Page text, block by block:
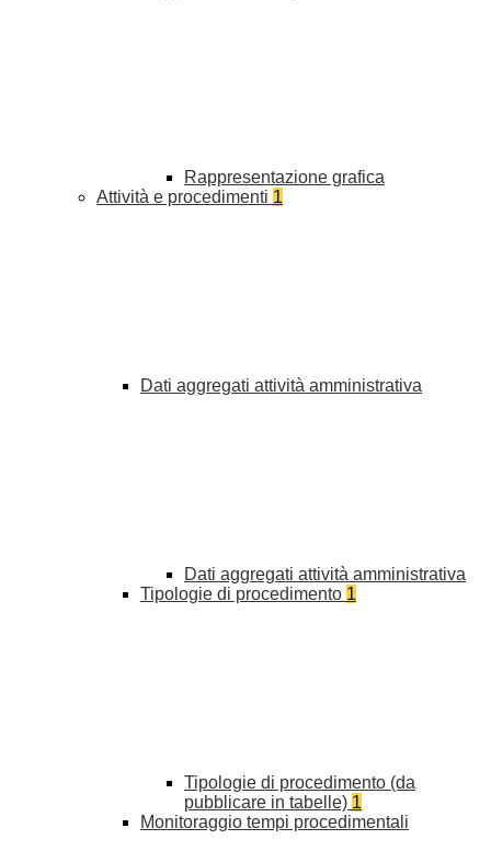
Rappresentazione grafica
Attività e procedimenti 1
Dati aggregati attività amministrativa
Dati aggregati attività amministrativa
Tipologie di procedimento 1
Tipologie di procedimento (da
pubblicare in tabelle) 1
Monitoraggio tempi procedimentali